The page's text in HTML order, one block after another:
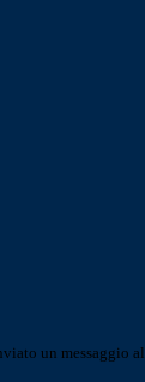
un messaggio